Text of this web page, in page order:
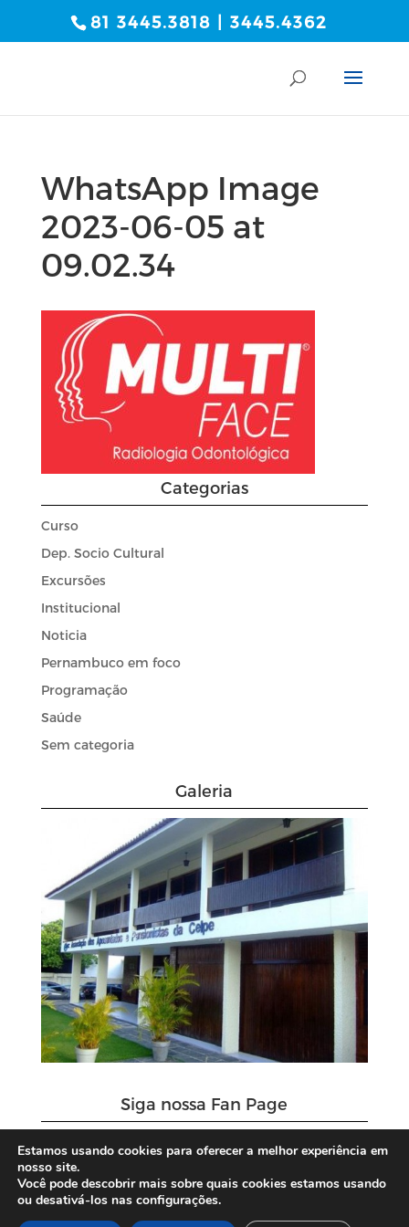
81 3445.3818 | 3445.4362
WhatsApp Image
2023-06-05 at
09.02.34
Categorias
Curso
Dep. Socio Cultural
Excursões
Institucional
Noticia
Pernambuco em foco
Programação
Saúde
Sem categoria
Galeria
Siga nossa Fan Page
Estamos usando cookies para oferecer a melhor experiência em
nosso site.
Você pode descobrir mais sobre quais cookies estamos usando
ou desativá-los nas configurações.